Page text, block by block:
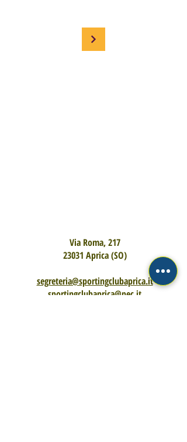
Via Roma, 217
23031 Aprica (SO)
segreteria@sportingclubaprica.it
sportingclubaprica@pec.it